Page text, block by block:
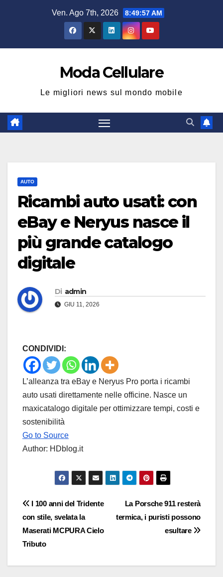
Ven. Ago 7th, 2026 8:49:58 AM
Moda Cellulare
Le migliori news sul mondo mobile
AUTO
Ricambi auto usati: con
eBay e Neryus nasce il
più grande catalogo
digitale
Di admin
GIU 11, 2026
CONDIVIDI:
L’alleanza tra eBay e Neryus Pro porta i ricambi
auto usati direttamente nelle officine. Nasce un
maxicatalogo digitale per ottimizzare tempi, costi e
sostenibilità
Go to Source
Author: HDblog.it
Navigazione
articoli
La Porsche 911 resterà
termica, i puristi possono
esultare
I 100 anni del Tridente
con stile, svelata la
Maserati MCPURA Cielo
Tributo